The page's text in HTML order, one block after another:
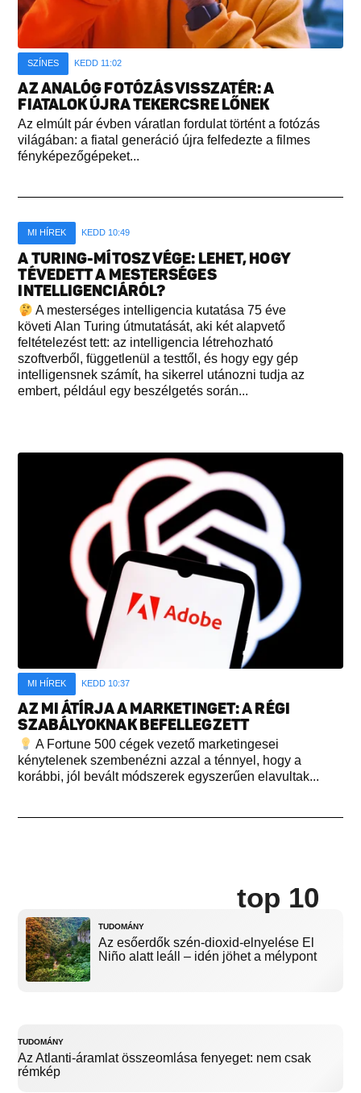
SZÍNES KEDD 11:02
AZ ANALÓG FOTÓZÁS VISSZATÉR: A
FIATALOK ÚJRA TEKERCSRE LŐNEK
Az elmúlt pár évben váratlan fordulat történt a fotózás
világában: a fiatal generáció újra felfedezte a filmes
fényképezőgépeket...
MI HÍREK KEDD 10:49
A TURING-MÍTOSZ VÉGE: LEHET, HOGY
TÉVEDETT A MESTERSÉGES
INTELLIGENCIÁRÓL?
A mesterséges intelligencia kutatása 75 éve
követi Alan Turing útmutatását, aki két alapvető
feltételezést tett: az intelligencia létrehozható
szoftverből, függetlenül a testtől, és hogy egy gép
intelligensnek számít, ha sikerrel utánozni tudja az
embert, például egy beszélgetés során...
MI HÍREK KEDD 10:37
AZ MI ÁTÍRJA A MARKETINGET: A RÉGI
SZABÁLYOKNAK BEFELLEGZETT
A Fortune 500 cégek vezető marketingesei
kénytelenek szembenézni azzal a ténnyel, hogy a
korábbi, jól bevált módszerek egyszerűen elavultak...
top 10
TUDOMÁNY
Az esőerdők szén-dioxid-elnyelése El
Niño alatt leáll – idén jöhet a mélypont
TUDOMÁNY
Az Atlanti-áramlat összeomlása fenyeget: nem csak
rémkép